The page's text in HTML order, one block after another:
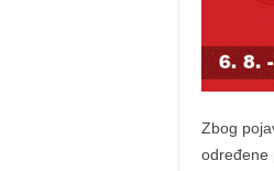
Zbog
određene